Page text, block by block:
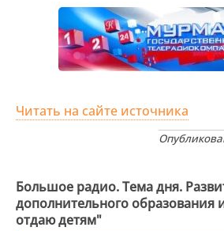
Читать на сайте источника
Большое радио. Тема дня.
дополнительного образования
отдаю детям"